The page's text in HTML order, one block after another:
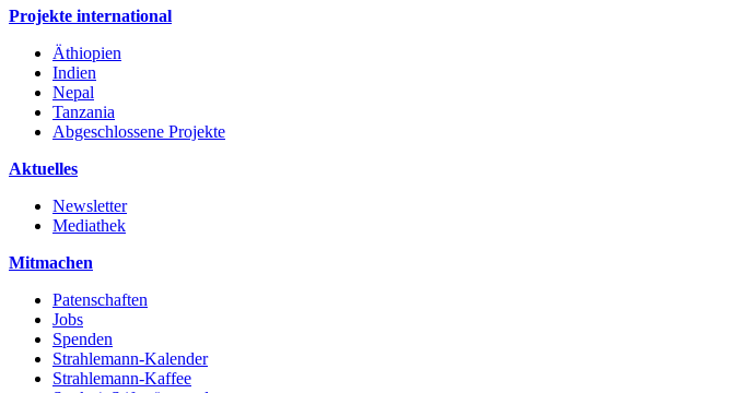
Projekte international
Äthiopien
Indien
Nepal
Tanzania
Abgeschlossene Projekte
Aktuelles
Newsletter
Mediathek
Mitmachen
Patenschaften
Jobs
Spenden
Strahlemann-Kalender
Strahlemann-Kaffee